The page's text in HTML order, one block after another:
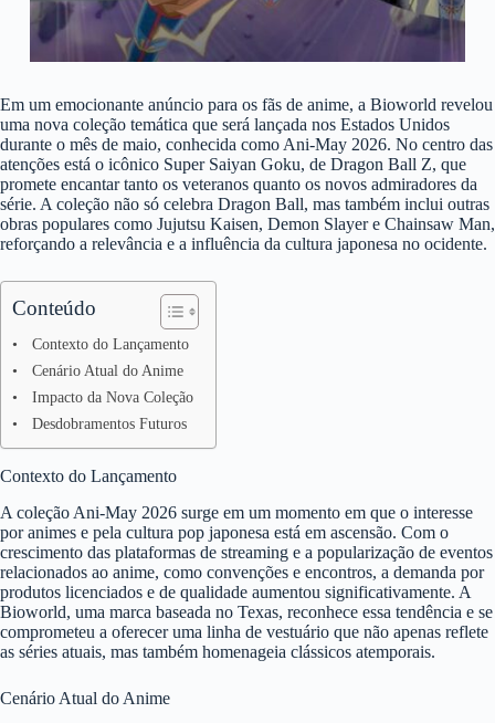
Em um emocionante anúncio para os fãs de anime, a Bioworld revelou
uma nova coleção temática que será lançada nos Estados Unidos
durante o mês de maio, conhecida como Ani-May 2026. No centro das
atenções está o icônico Super Saiyan Goku, de Dragon Ball Z, que
promete encantar tanto os veteranos quanto os novos admiradores da
série. A coleção não só celebra Dragon Ball, mas também inclui outras
obras populares como Jujutsu Kaisen, Demon Slayer e Chainsaw Man,
reforçando a relevância e a influência da cultura japonesa no ocidente.
Conteúdo
Contexto do Lançamento
Cenário Atual do Anime
Impacto da Nova Coleção
Desdobramentos Futuros
Contexto do Lançamento
A coleção Ani-May 2026 surge em um momento em que o interesse
por animes e pela cultura pop japonesa está em ascensão. Com o
crescimento das plataformas de streaming e a popularização de eventos
relacionados ao anime, como convenções e encontros, a demanda por
produtos licenciados e de qualidade aumentou significativamente. A
Bioworld, uma marca baseada no Texas, reconhece essa tendência e se
comprometeu a oferecer uma linha de vestuário que não apenas reflete
as séries atuais, mas também homenageia clássicos atemporais.
Cenário Atual do Anime